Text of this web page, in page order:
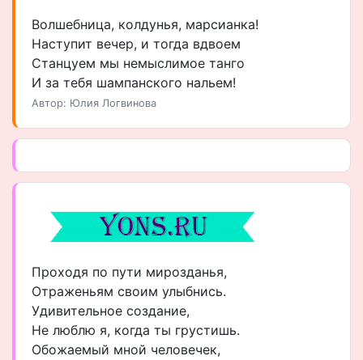
Волшебница, колдунья, марсианка!
Наступит вечер, и тогда вдвоем
Станцуем мы немыслимое танго
И за тебя шампанского нальем!
Автор: Юлия Логвинова
Проходя по пути мирозданья,
Отраженьям своим улыбнись.
Удивительное создание,
Не люблю я, когда ты грустишь.
Обожаемый мной человечек,